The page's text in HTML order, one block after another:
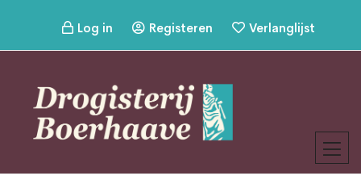
Log in Registeren Verlanglijst